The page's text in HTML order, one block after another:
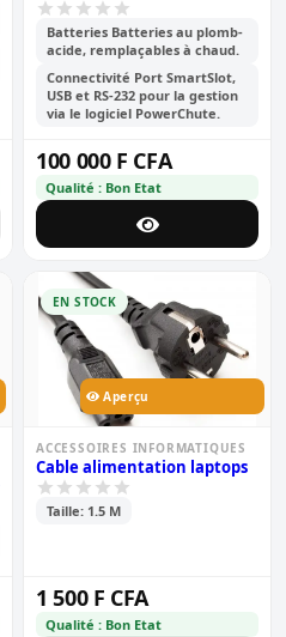
Batteries Batteries au plomb-
acide, remplaçables à chaud.
Connectivité Port SmartSlot,
USB et RS-232 pour la gestion
via le logiciel PowerChute.
100 000 F CFA
Qualité : Bon Etat
EN STOCK
Aperçu
ACCESSOIRES INFORMATIQUES
Cable alimentation laptops
Taille: 1.5 M
1 500 F CFA
Qualité : Bon Etat